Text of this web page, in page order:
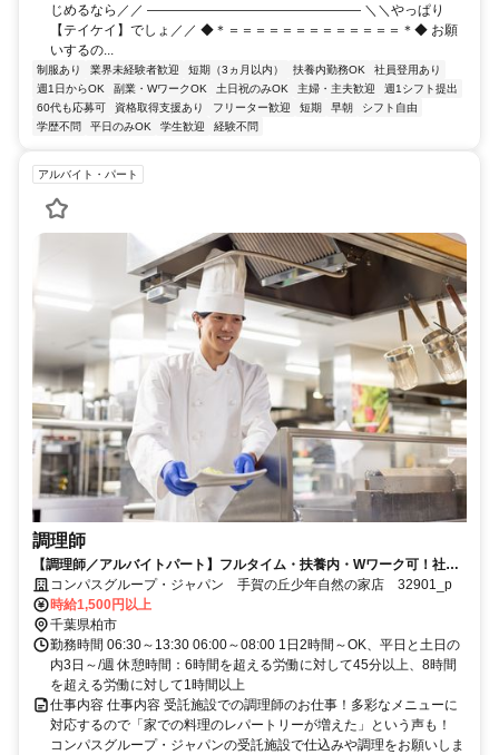
じめるなら／／ ―――――――――――――――― ＼＼やっぱり
【テイケイ】でしょ／／ ◆＊＝＝＝＝＝＝＝＝＝＝＝＝＝＊◆ お願
いするの...
制服あり 業界未経験者歓迎 短期（3ヵ月以内） 扶養内勤務OK
社員登用あり
週1日からOK
副業・WワークOK 土日祝のみOK 主婦・主夫歓迎
週1シフト提出
60代も応募可
資格取得支援あり フリーター歓迎 短期 早朝
シフト自由
学歴不問
平日のみOK 学生歓迎 経験不問
アルバイト・パート
調理師
【調理師／アルバイトパート】フルタイム・扶養内・Wワーク可！社員
登用の実績あり
コンパスグループ・ジャパン 手賀の丘少年自然の家店 32901_p
時給1,500円以上
千葉県柏市
勤務時間 06:30～13:30 06:00～08:00 1日2時間～OK、平日と土日の
内3日～/週 休憩時間：6時間を超える労働に対して45分以上、8時間
を超える労働に対して1時間以上
仕事内容 仕事内容 受託施設での調理師のお仕事！多彩なメニューに
対応するので「家での料理のレパートリーが増えた」という声も！
コンパスグループ・ジャパンの受託施設で仕込みや調理をお願いしま